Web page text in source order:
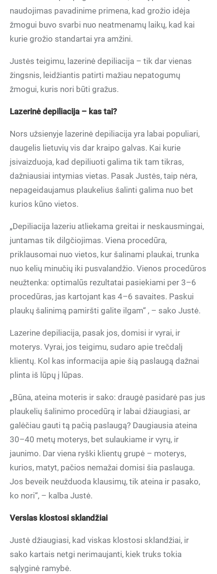
naudojimas pavadinime primena, kad grožio idėja
žmogui buvo svarbi nuo neatmenamų laikų, kad kai
kurie grožio standartai yra amžini.
Justės teigimu, lazerinė depiliacija – tik dar vienas
žingsnis, leidžiantis patirti mažiau nepatogumų
žmogui, kuris nori būti gražus.
Lazerinė depiliacija – kas tai?
Nors užsienyje lazerinė depiliacija yra labai populiari,
daugelis lietuvių vis dar kraipo galvas. Kai kurie
įsivaizduoja, kad depiliuoti galima tik tam tikras,
dažniausiai intymias vietas. Pasak Justės, taip nėra,
nepageidaujamus plaukelius šalinti galima nuo bet
kurios kūno vietos.
„Depiliacija lazeriu atliekama greitai ir neskausmingai,
juntamas tik dilgčiojimas. Viena procedūra,
priklausomai nuo vietos, kur šalinami plaukai, trunka
nuo kelių minučių iki pusvalandžio. Vienos procedūros
neužtenka: optimalūs rezultatai pasiekiami per 3–6
procedūras, jas kartojant kas 4–6 savaites. Paskui
plaukų šalinimą pamiršti galite ilgam“ , – sako Justė.
Lazerine depiliacija, pasak jos, domisi ir vyrai, ir
moterys. Vyrai, jos teigimu, sudaro apie trečdalį
klientų. Kol kas informacija apie šią paslaugą dažnai
plinta iš lūpų į lūpas.
„Būna, ateina moteris ir sako: draugė pasidarė pas jus
plaukelių šalinimo procedūrą ir labai džiaugiasi, ar
galėčiau gauti tą pačią paslaugą? Daugiausia ateina
30–40 metų moterys, bet sulaukiame ir vyrų, ir
jaunimo. Dar viena ryški klientų grupė – moterys,
kurios, matyt, pačios nemažai domisi šia paslauga.
Jos beveik neužduoda klausimų, tik ateina ir pasako,
ko nori“, – kalba Justė.
Verslas klostosi sklandžiai
Justė džiaugiasi, kad viskas klostosi sklandžiai, ir
sako kartais netgi nerimaujanti, kiek truks tokia
sąlyginė ramybė.